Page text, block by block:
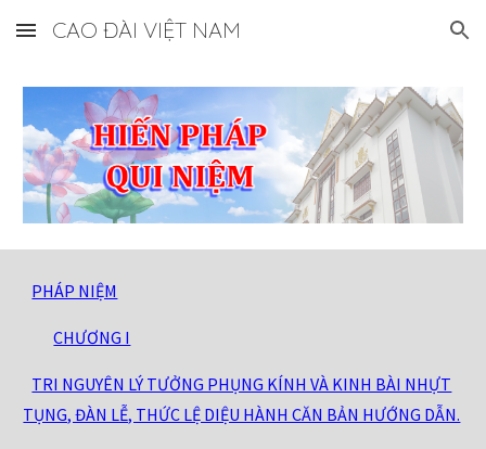
Skip to main content Skip to navigation
CAO ĐÀI VIỆT NAM
PHÁP NIỆM
CHƯƠNG I
TRI NGUYÊN LÝ TƯỞNG PHỤNG KÍNH VÀ KINH BÀI NHỰT
TỤNG, ĐÀN LỄ, THỨC LỆ DIỆU HÀNH CĂN BẢN HƯỚNG DẪN.